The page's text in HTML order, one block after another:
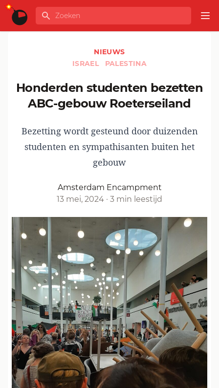
Ga naar de inhoud
GLOBALINFO
Zoeken
NIEUWS
ISRAEL
PALESTINA
Honderden studenten bezetten
ABC-gebouw Roeterseiland
Bezetting wordt gesteund door duizenden
studenten en sympathisanten buiten het
gebouw
Amsterdam Encampment
13 mei, 2024 · 3 min leestijd